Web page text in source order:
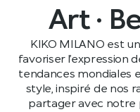
Art ·
KIKO MILANO est
favoriser l’expression
tendances mondiales
style, inspiré de nos
partager avec notre